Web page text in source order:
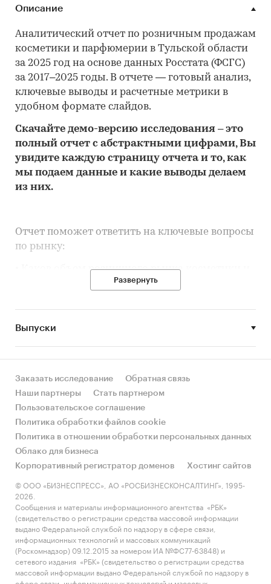
Описание
Аналитический отчет по розничным продажам
косметики и парфюмерии в Тульской области
за 2025 год на основе данных Росстата (ФСГС)
за 2017–2025 годы. В отчете — готовый анализ,
ключевые выводы и расчетные метрики в
удобном формате слайдов.
Скачайте демо-версию исследования – это
полный отчет с абстрактными цифрами, Вы
увидите каждую страницу отчета и то,как
мы подаем данные и какие выводы делаем
из них.
Отчет поможет ответить на ключевые вопросы
по рынку:
• Каков объем розничного рынка косметики и
парфюмерии в Тульской области, много это
России?
• Рынок растет или снижается? Если растет, то
за счет реального спроса или за счет
динамикой других регионов?
• Какое место регион занимает в России и в
своем федеральном округе по объему продаж
и по продажам на душу населения?
• К какому сегменту можно отнести рынок по
размеру и темпом роста (малый/крупный, с
опережающей динамикой/с отстающей
динамикой) в стратегической перспективе и в
текущей ситуации? Меняются ли позиции
региона с течением времени?
• Насколько рынок насыщен и какой у региона
потенциал роста, если сравнить его с
регионами со схожими доходами, со схожей
Развернуть
Выпуски
Заказать исследование
Обратная связь
Наши партнеры
Стать партнером
Пользовательское соглашение
Политика обработки файлов cookie
Политика в отношении обработки персональных данных
Облако для бизнеса
Корпоративный регистратор доменов
Хостинг сайтов
© ООО «БИЗНЕСПРЕСС», АО «РОСБИЗНЕСКОНСАЛТИНГ», 1995-
2026.
Сообщения и материалы информационного агентства «РБК»
(свидетельство о регистрации средства массовой информации
выдано Федеральной службой по надзору в сфере связи,
информационных технологий и массовых коммуникаций
(Роскомнадзор) 09.12.2015 за номером ИА №ФС77-63848) и
сетевого издания «РБК» (свидетельство о регистрации средства
массовой информации выдано Федеральной службой по надзору в